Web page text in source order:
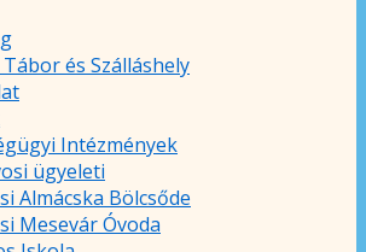
és Szálláshely
Intézmények
ügyeleti
Almácska Bölcsőde
Mesevár Óvoda